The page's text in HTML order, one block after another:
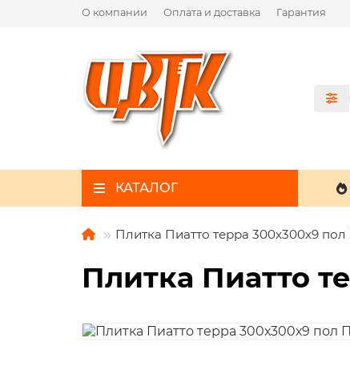
О компании Оплата и доставка Гарантия
КАТАЛОГ
Плитка Пиатто терра 300х300х9
Плитка Пиатто